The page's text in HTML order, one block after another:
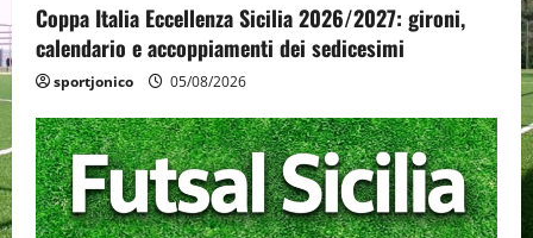
Coppa Italia Eccellenza Sicilia 2026/2027: gironi,
calendario e accoppiamenti dei sedicesimi
sportjonico 05/08/2026